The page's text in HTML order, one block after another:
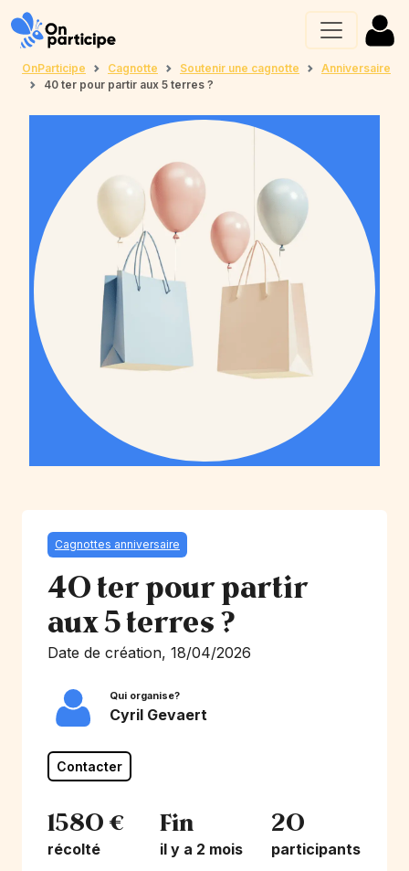
OnParticipe Cagnotte Soutenir une cagnotte
Anniversaire
40 ter pour partir aux 5 terres ?
Cagnottes anniversaire
40 ter pour partir
aux 5 terres ?
Date de création, 18/04/2026
Qui organise?
Cyril Gevaert
Contacter
1580 €
récolté
Fin
il y a 2 mois
20
participants